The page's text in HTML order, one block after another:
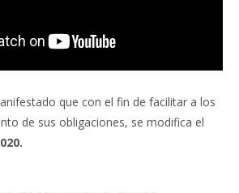
que con el fin de facilitar a los
de sus obligaciones, se modifica el